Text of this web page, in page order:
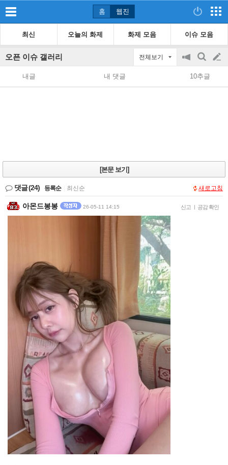
홈 웹진
최신 오늘의 화제 화제 모음 이슈 모음
오픈 이슈 갤러리 전체보기
공
지
on/off
검
색
글
쓰
내글 내 댓글 10추글
[본문 보기]
댓글(24) 등록순 최신순 새로고침
아몬드봉봉 26-05-11 14:15 신고 | 공감 확인